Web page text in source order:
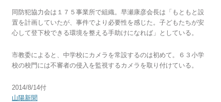
同防犯協力会は１７５事業所で組織。早瀬康彦会長は「もともと設
置を計画していたが、事件でより必要性を感じた。子どもたちが安
心して登下校できる環境を整える手助けになれば」としている。
市教委によると、中学校にカメラを常設するのは初めて。６３小学
校の校門には不審者の侵入を監視するカメラを取り付けている。
2014/8/14付
山陽新聞